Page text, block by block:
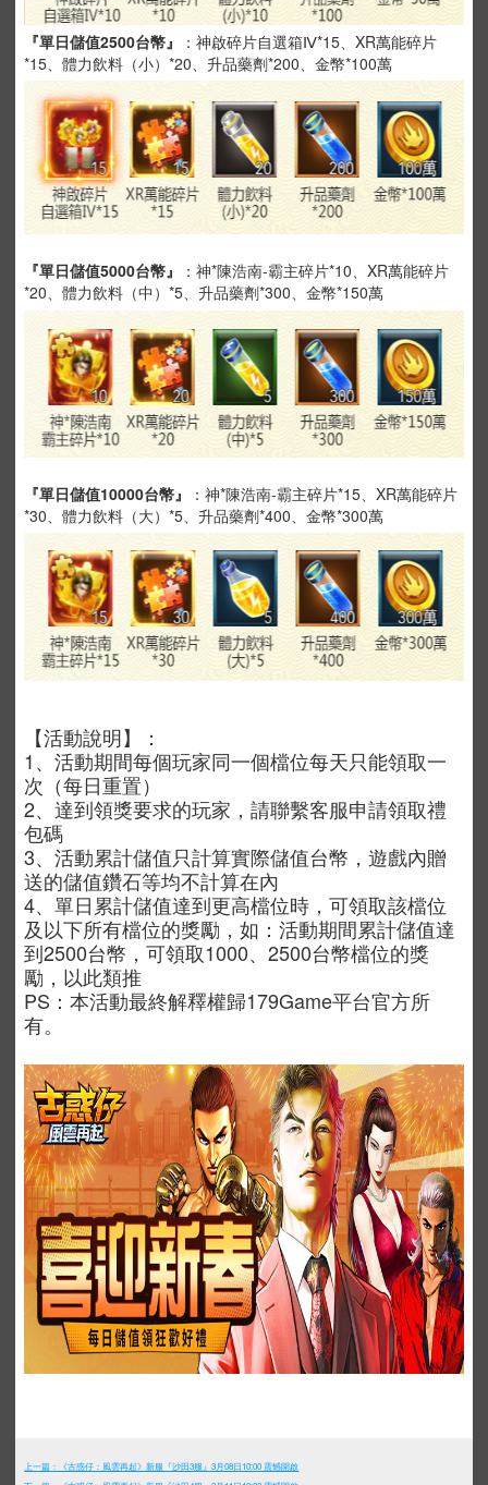
『單日儲值2500台幣』
：神啟碎片自選箱Ⅳ*15、XR萬能碎片
*15、體力飲料（小）*20、升品藥劑*200、金幣*100萬
『單日儲值5000台幣』
：神*陳浩南-霸主碎片*10、XR萬能碎片
*20、體力飲料（中）*5、升品藥劑*300、金幣*150萬
『單日儲值10000台幣』
：神*陳浩南-霸主碎片*15、XR萬能碎片
*30、體力飲料（大）*5、升品藥劑*400、金幣*300萬
【活動說明】：
1、活動期間每個玩家同一個檔位每天只能領取一
次（每日重置）
2、達到領獎要求的玩家，請聯繫客服申請領取禮
包碼
3、活動累計儲值只計算實際儲值台幣，遊戲內贈
送的儲值鑽石等均不計算在內
4、單日累計儲值達到更高檔位時，可領取該檔位
及以下所有檔位的獎勵，如：活動期間累計儲值達
到2500台幣，可領取1000、2500台幣檔位的獎
勵，以此類推
PS：本活動最終解釋權歸179Game平台官方所
有。
上一篇：《古惑仔：風雲再起》新服『沙田3服』3月08日10:00 震憾開啟